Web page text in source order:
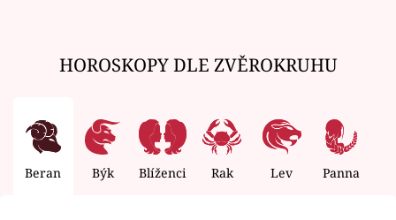
HOROSKOPY DLE ZVĚROKRUHU
Beran Býk Blíženci Rak Lev Panna